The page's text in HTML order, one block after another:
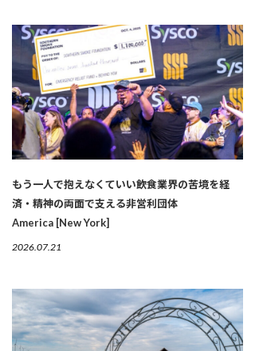
もう一人で抱えなくていい――飲食業界の苦境を経
済・精神の両面で支える非営利団体
America [New York]
2026.07.21